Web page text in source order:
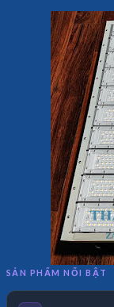
SẢN PHẨM NỔI BẬT